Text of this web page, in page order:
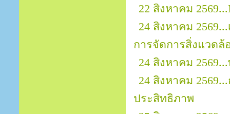
22 สิงหาคม
24 สิงหาคม
การจัดการสิ่งแวดล้
24 สิงหาคม
24 สิงหาคม
ประสิทธิภาพ